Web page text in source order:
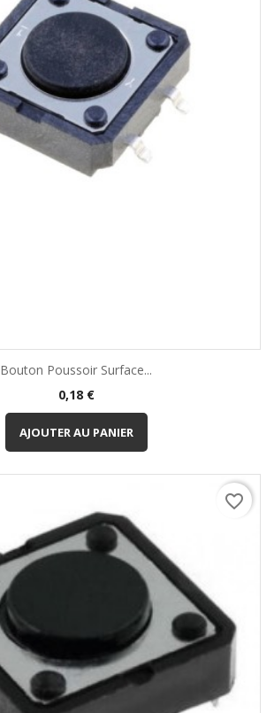
Bouton Poussoir Surface...
Prix
0,18 €
AJOUTER AU PANIER
favorite_border